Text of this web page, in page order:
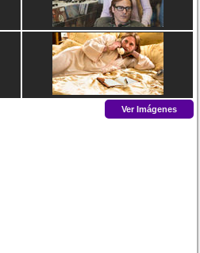
Ver Imágenes